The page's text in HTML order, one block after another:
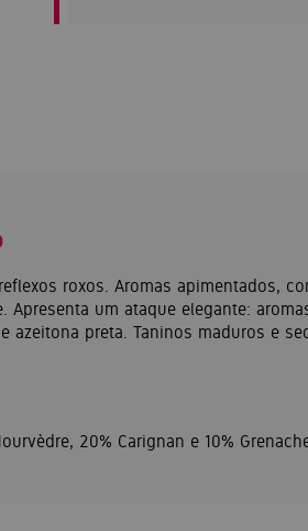
roxos. Aromas apimentados,
Apresenta um ataque elegante:
azeitona preta. Taninos maduros e
20% Carignan e 10%